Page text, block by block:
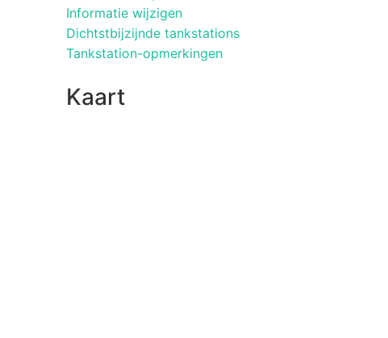
Informatie wijzigen
Dichtstbijzijnde tankstations
Tankstation-opmerkingen
Kaart